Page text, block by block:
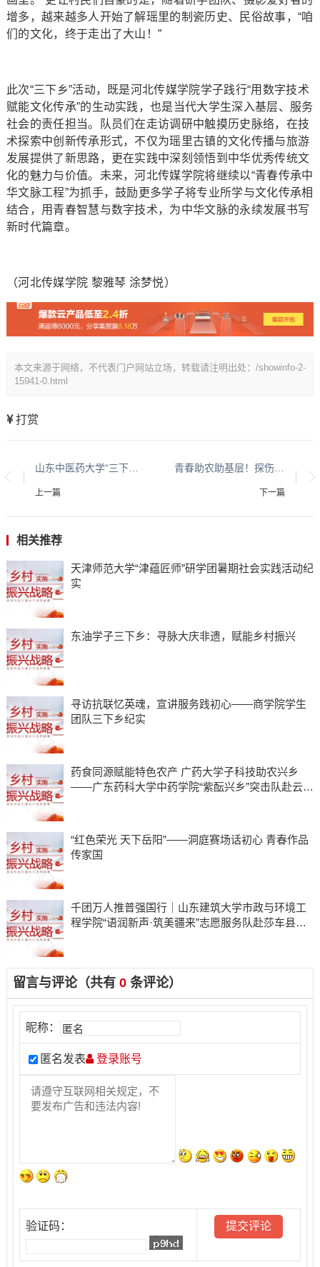
增多，越来越多人开始了解瑶里的制瓷历史、民俗故事，“咱
们的文化，终于走出了大山！”
此次“三下乡”活动，既是河北传媒学院学子践行“用数字技术
赋能文化传承”的生动实践，也是当代大学生深入基层、服务
社会的责任担当。队员们在走访调研中触摸历史脉络，在技
术探索中创新传承形式，不仅为瑶里古镇的文化传播与旅游
发展提供了新思路，更在实践中深刻领悟到中华优秀传统文
化的魅力与价值。未来，河北传媒学院将继续以“青春传承中
华文脉工程”为抓手，鼓励更多学子将专业所学与文化传承相
结合，用青春智慧与数字技术，为中华文脉的永续发展书写
新时代篇章。
（河北传媒学院 黎雅琴 涂梦悦）
本文来源于网络，不代表门户网站立场，转载请注明出处：/showinfo-2-
15941-0.html
打赏
山东中医药大学“三下乡”团队赴莱芜开展道地药材寻访之旅
上一篇 下一篇
相关推荐
天津师范大学“津蕴匠师”研学团暑期社会实践活动纪
实
东油学子三下乡：寻脉大庆非遗，赋能乡村振兴
寻访抗联忆英魂，宣讲服务践初心——商学院学生
团队三下乡纪实
药食同源赋能特色农产 广药大学子科技助农兴乡
——广东药科大学中药学院“紫酝兴乡”突击队赴云浮
“红色荣光 天下岳阳”——洞庭赛场话初心 青春作品
传家国
千团万人推普强国行｜山东建筑大学市政与环境工
程学院“语润新声·筑美疆来”志愿服务队赴莎车县开
留言与评论（共有 0条评论）
昵称：
匿名发表 登录账号
验证码：